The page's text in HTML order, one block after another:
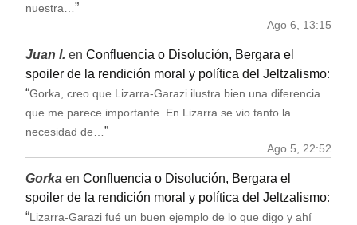
nuestra…”
Ago 6, 13:15
Juan I. en Confluencia o Disolución, Bergara el
spoiler de la rendición moral y política del Jeltzalismo:
“Gorka, creo que Lizarra-Garazi ilustra bien una diferencia
que me parece importante. En Lizarra se vio tanto la
necesidad de…”
Ago 5, 22:52
Gorka en Confluencia o Disolución, Bergara el
spoiler de la rendición moral y política del Jeltzalismo:
“Lizarra-Garazi fué un buen ejemplo de lo que digo y ahí